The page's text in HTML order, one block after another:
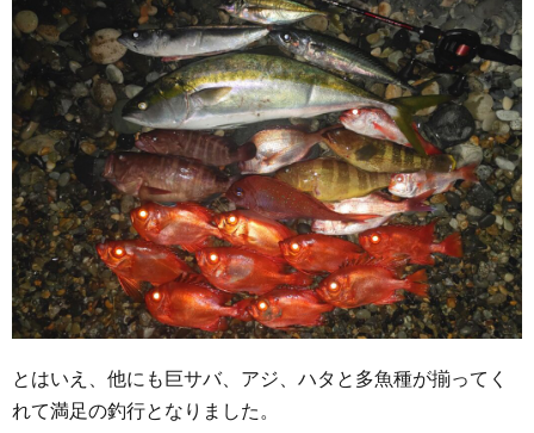
とはいえ、他にも巨サバ、アジ、ハタと多魚種が揃ってく
れて満足の釣行となりました。